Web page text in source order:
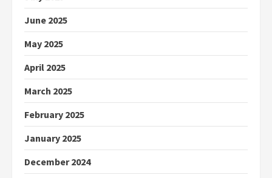
June 2025
May 2025
April 2025
March 2025
February 2025
January 2025
December 2024